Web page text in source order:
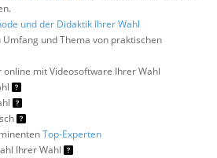
und der Didaktik Ihrer Wahl
und Thema von praktischen
mit Videosoftware Ihrer Wahl
Top-Experten
Ihrer Wahl